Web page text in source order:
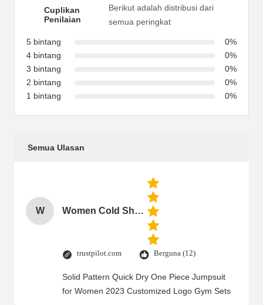
Cuplikan
Penilaian
Berikut adalah distribusi dari
semua peringkat
5 bintang
0%
4 bintang
0%
3 bintang
0%
2 bintang
0%
1 bintang
0%
Semua Ulasan
W Women Cold Shoulder V Neck Rayon Blouse
trustpilot.com Berguna (12)
Solid Pattern Quick Dry One Piece Jumpsuit
for Women 2023 Customized Logo Gym Sets